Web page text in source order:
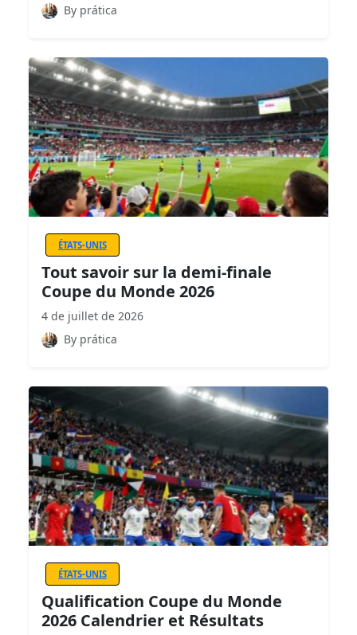
By prática
ÉTATS-UNIS
Tout savoir sur la demi-finale
Coupe du Monde 2026
4 de juillet de 2026
By prática
ÉTATS-UNIS
Qualification Coupe du Monde
2026 Calendrier et Résultats